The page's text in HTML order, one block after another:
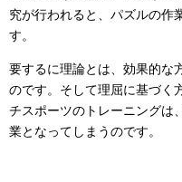
究が行われると、パズルの作
す。
要するに理論とは、効果的な
のです。そして理屈に基づく
チスポーツのトレーニングは
業となってしまうのです。